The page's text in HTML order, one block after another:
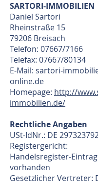
SARTORI-IMMOBILIEN
Daniel Sartori
Rheinstraße 15
79206 Breisach
Telefon: 07667/7166
Telefax: 07667/80134
E-Mail: sartori-
online.de
Homepage: http://
immobilien.de/
Rechtliche Angaben
USt-IdNr.: DE
Registergericht:
Handelsregister-
vorhanden
Gesetzlicher Vertreter: